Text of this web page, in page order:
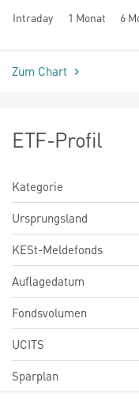
Intraday 1 Monat 6
seit Beginn
Zum Chart
ETF-Profil
Kategorie
Ursprungsland
KESt-Meldefonds
Auflagedatum
Fondsvolumen
UCITS
Sparplan